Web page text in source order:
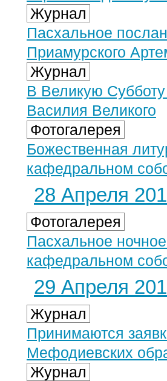
Журнал
Пасхальное
Приамурского
Журнал
В Великую
Василия Великого
Фотогалерея
Божественная
кафедральном
28 Апреля
Фотогалерея
Пасхальное
кафедральном
29 Апреля
Журнал
Принимаются
Мефодиевских
Журнал